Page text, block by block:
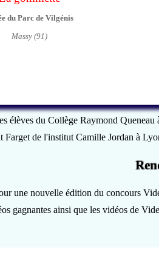
du Parc de Vilgénis
Massy (91)
élèves du Collège Raymond
Farget de l'institut Camille Jordan à
une nouvelle édition du concours
gagnantes ainsi que les vidéos de